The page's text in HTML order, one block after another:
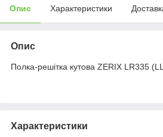
Опис Характеристики
Опис
Полка-решітка кутова ZERIX LR335
Характеристики